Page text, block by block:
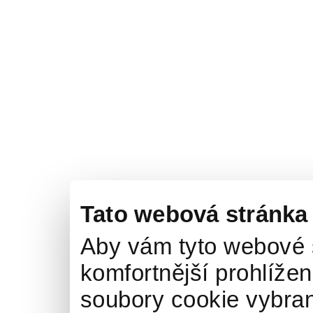
Tato webová
Aby vám tyto
komfortnější
soubory cookie